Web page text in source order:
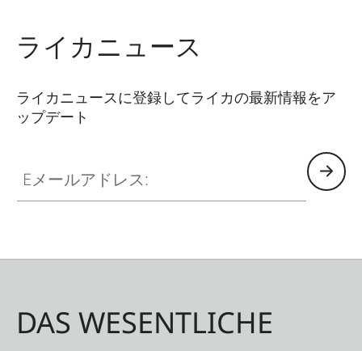
ライカニュース
ライカニュースに登録してライカの最新情報をア
ップデート
DAS WESENTLICHE